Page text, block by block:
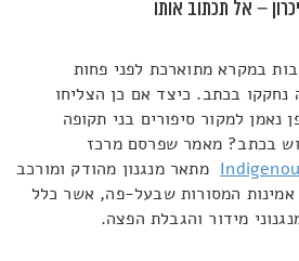
– אל תכתוב אותו
במקרא מתוארכת לפני פחות
נחקקו בכתב. כיצד אם כן הצליחו
נאמן למקור סיפורים בני תקופה
בכתב? מאמר שפרסם מרכז
מתאר מנגנון מהודק ומורכב
המסורות שבעל-פה, אשר כלל
מידור והגבלת הפצה.